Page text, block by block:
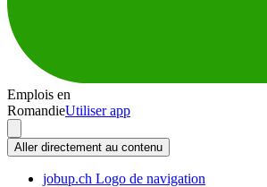
Emplois en
RomandieUtiliser app
Aller directement au contenu
jobup.ch Logo de navigation